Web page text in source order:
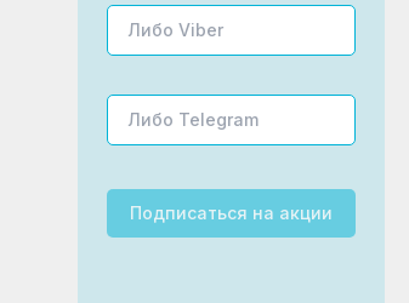
Подписаться на акции